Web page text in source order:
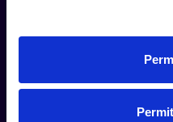
Contact
Serviciul CareTix